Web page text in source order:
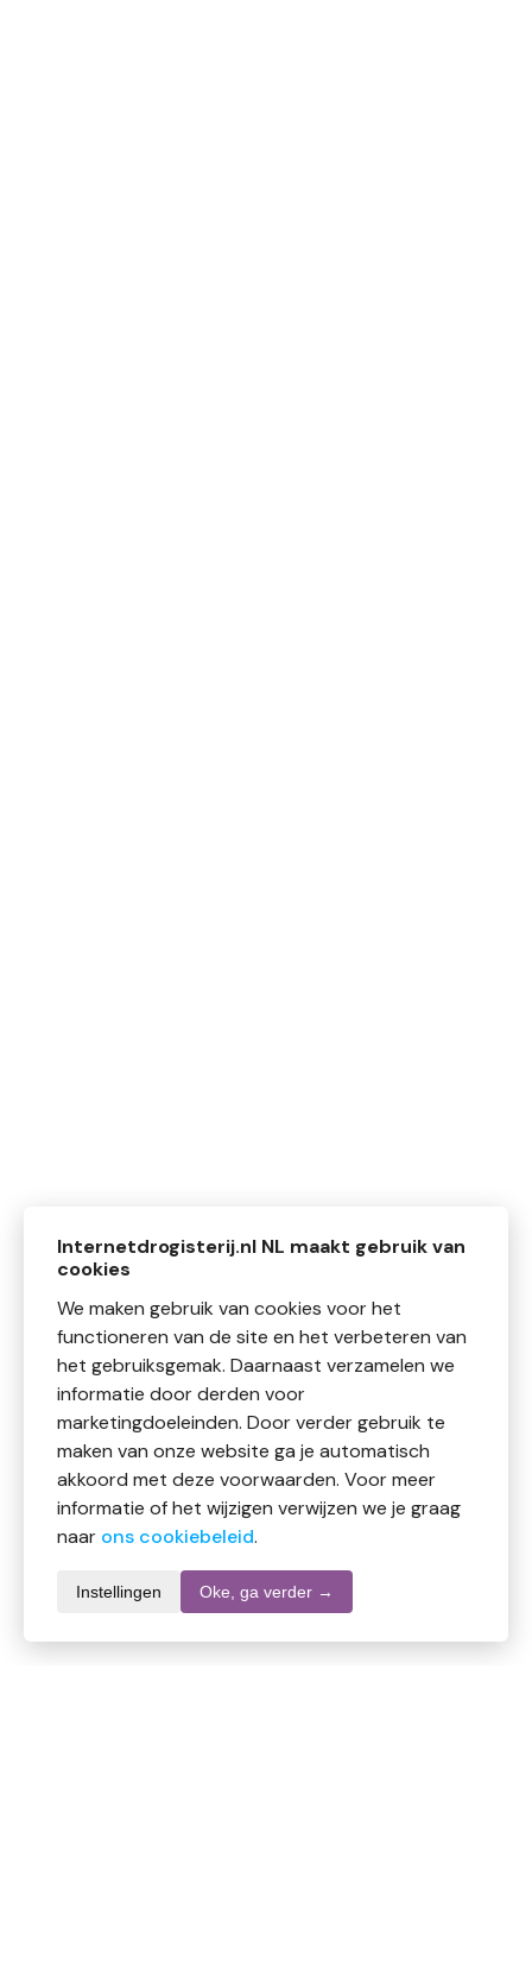
Internetdrogisterij.nl NL maakt gebruik van
cookies
We maken gebruik van cookies voor het
functioneren van de site en het verbeteren van
het gebruiksgemak. Daarnaast verzamelen we
informatie door derden voor
marketingdoeleinden. Door verder gebruik te
maken van onze website ga je automatisch
akkoord met deze voorwaarden. Voor meer
informatie of het wijzigen verwijzen we je graag
naar ons cookiebeleid.
Instellingen Oke, ga verder →